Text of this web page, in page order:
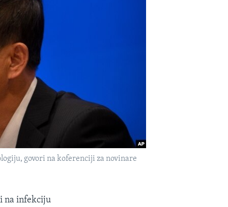
govori na koferenciji za novinare
na infekciju